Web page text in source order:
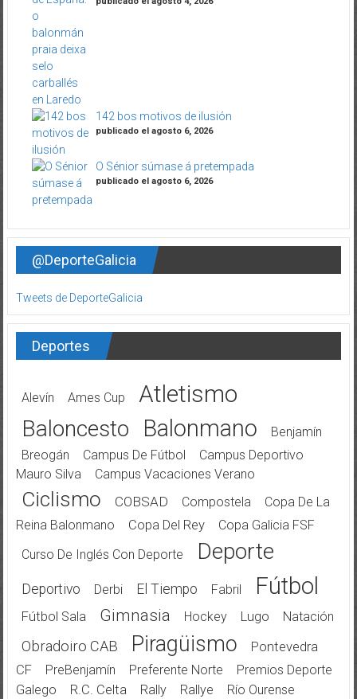
142 bos motivos de ilusión
publicado el agosto 6, 2026
O Sénior súmase á pretempada
publicado el agosto 6, 2026
@DeporteGalicia
Tweets de DeporteGalicia
Deportes
Alevín Ames Cup Atletismo
Baloncesto Balonmano
Benjamín
Breogán
Campus De Fútbol
Campus Deportivo
Mauro Silva
Campus Vacaciones Verano
Ciclismo COBSAD Compostela
Copa De La
Reina Balonmano
Copa Del Rey
Copa Galicia FSF
Curso De Inglés Con Deporte
Deporte
Deportivo Derbi El Tiempo Fabril Fútbol
Fútbol Sala Gimnasia Hockey Lugo Natación
Obradoiro CAB Piragüismo
Pontevedra
CF
PreBenjamín Preferente Norte
Premios Deporte
Galego
R.C. Celta Rally Rallye
Río Ourense